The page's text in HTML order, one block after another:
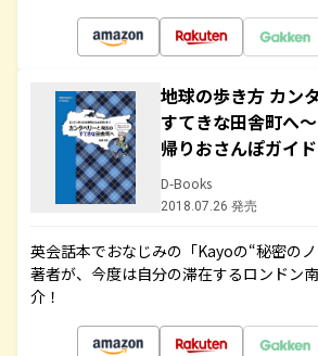
地球の歩き方 カン
すてきな田舎町へ
帰りおさんぽガイ
D-Books
2018.07.26 発売
英会話本でおなじみの「Kayoの“秘密の
著者が、今度は自分の滞在するロンドン
介！